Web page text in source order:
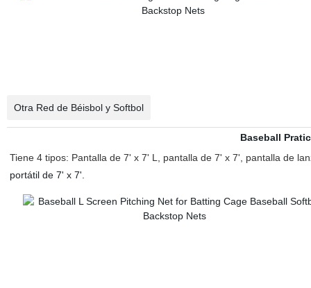
Otra Red de Béisbol y Softbol
Baseball
Tiene 4 tipos: Pantalla de 7' x 7' L,
pantalla de 7' x 7', pantalla de
portátil de 7' x 7'.